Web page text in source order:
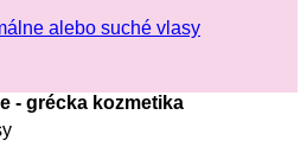
alebo suché vlasy
- grécka kozmetika